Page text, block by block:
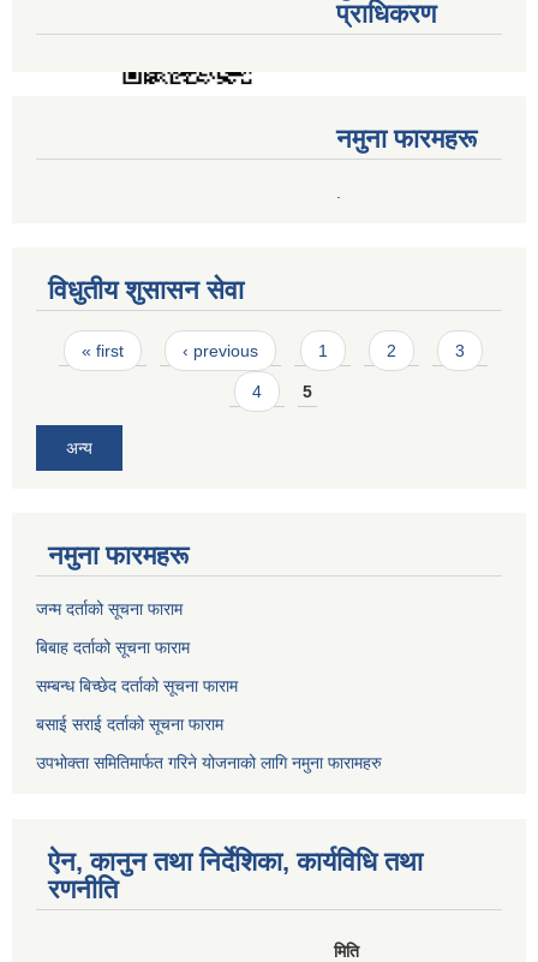
प्राधिकरण
नमुना फारमहरू
.
विधुतीय शुसासन सेवा
Pages
« first ‹ previous 1 2 3
4 5
अन्य
नमुना फारमहरू
जन्म दर्ताको सूचना फाराम
बिबाह दर्ताको सूचना फाराम
सम्बन्ध बिच्छेद दर्ताको सूचना फाराम
बसाई सराई दर्ताको सूचना फाराम
उपभोक्ता समितिमार्फत गरिने योजनाको लागि नमुना फारामहरु
ऐन, कानुन तथा निर्देशिका, कार्यविधि तथा
रणनीति
मिति